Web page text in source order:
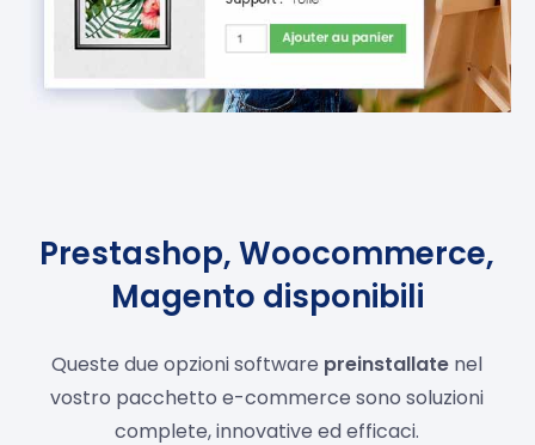
Prestashop, Woocommerce,
Magento disponibili
Queste due opzioni software preinstallate nel
vostro pacchetto e-commerce sono soluzioni
complete, innovative ed efficaci.